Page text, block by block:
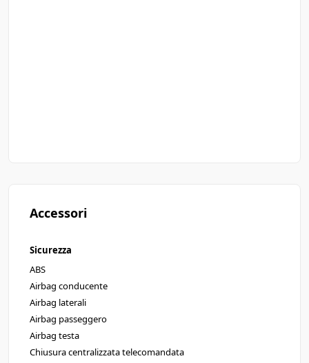
Accessori
Sicurezza
ABS
Airbag conducente
Airbag laterali
Airbag passeggero
Airbag testa
Chiusura centralizzata telecomandata